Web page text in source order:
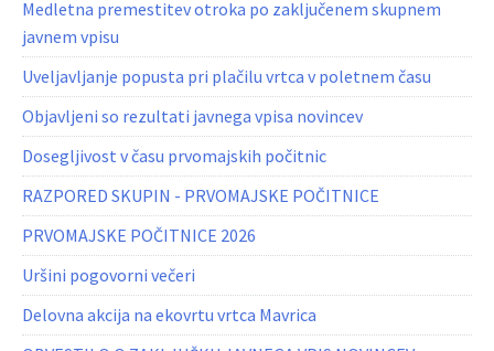
Medletna premestitev otroka po zaključenem skupnem
javnem vpisu
Uveljavljanje popusta pri plačilu vrtca v poletnem času
Objavljeni so rezultati javnega vpisa novincev
Dosegljivost v času prvomajskih počitnic
RAZPORED SKUPIN - PRVOMAJSKE POČITNICE
PRVOMAJSKE POČITNICE 2026
Uršini pogovorni večeri
Delovna akcija na ekovrtu vrtca Mavrica